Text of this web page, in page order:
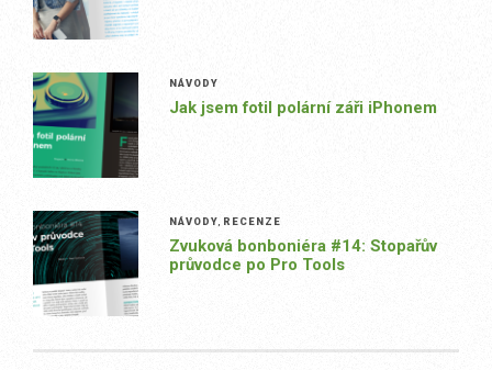
NÁVODY
Jak jsem fotil polární záři iPhonem
NÁVODY RECENZE
Zvuková bonboniéra #14: Stopařův
průvodce po Pro Tools